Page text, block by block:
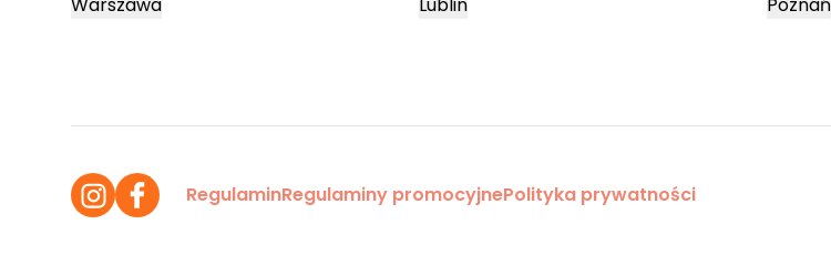
RegulaminRegulaminy promocyjnePolityka prywatności